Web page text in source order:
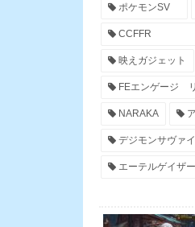
ポケモンSV
CCFFR
映えガジェット
FEエンゲージ
NARAKA
デジモンサヴァ
エーテルゲイザー